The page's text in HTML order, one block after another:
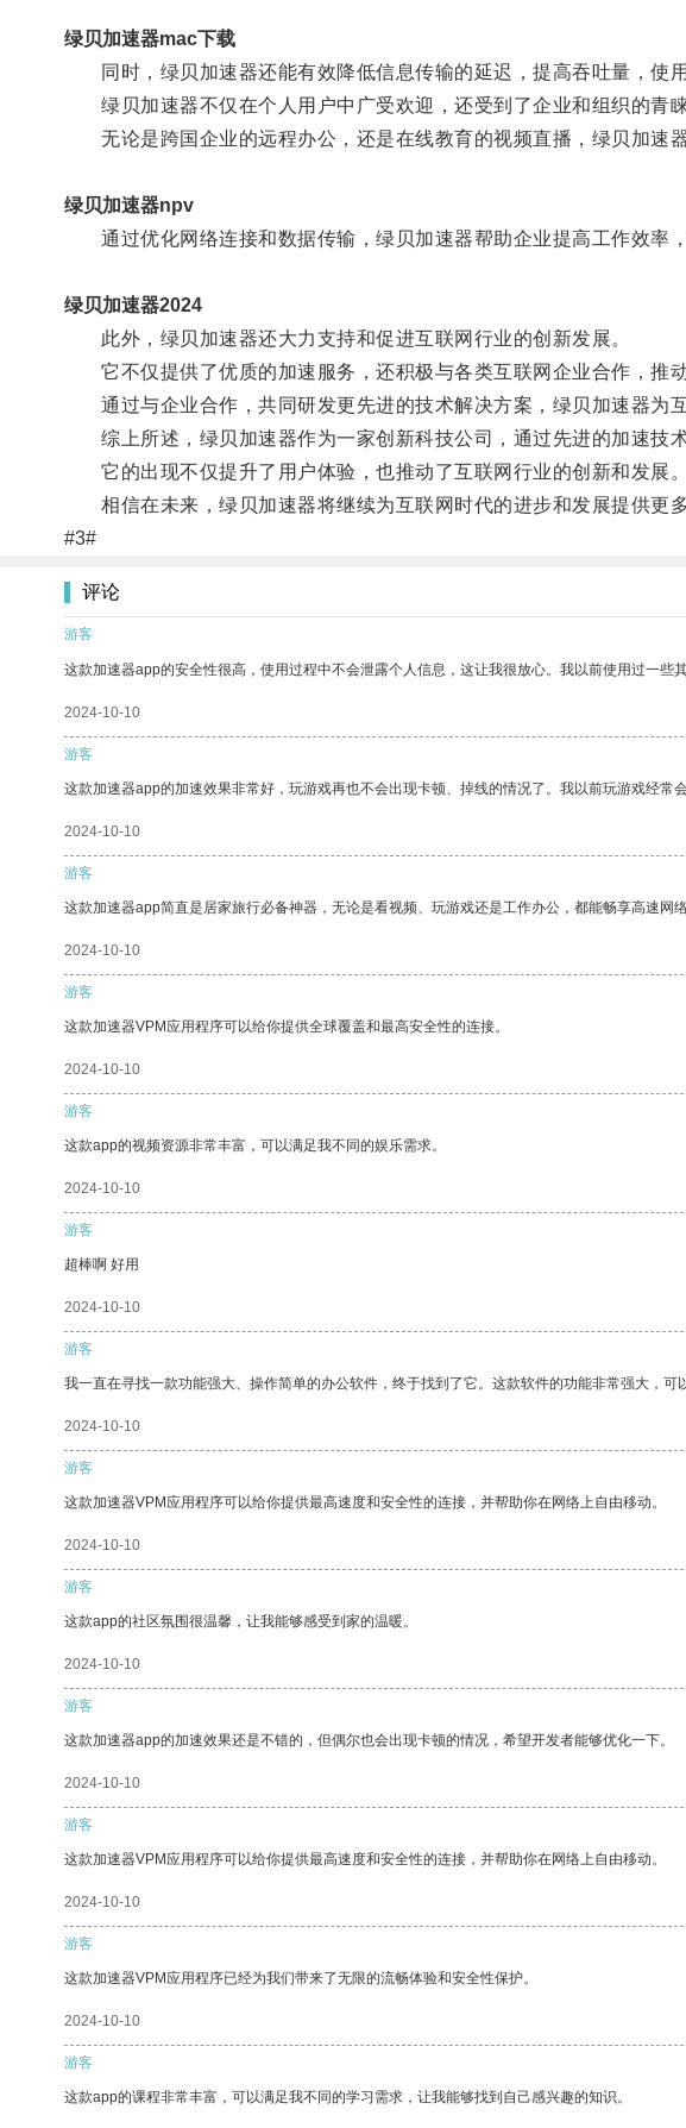
绿贝加速器mac下载
同时，绿贝加速器还能有效降低信息传输的延迟，提高吞吐量，使用
绿贝加速器不仅在个人用户中广受欢迎，还受到了企业和组织的青睐
无论是跨国企业的远程办公，还是在线教育的视频直播，绿贝加速器
绿贝加速器npv
通过优化网络连接和数据传输，绿贝加速器帮助企业提高工作效率，
绿贝加速器2024
此外，绿贝加速器还大力支持和促进互联网行业的创新发展。
它不仅提供了优质的加速服务，还积极与各类互联网企业合作，推动
通过与企业合作，共同研发更先进的技术解决方案，绿贝加速器为互
综上所述，绿贝加速器作为一家创新科技公司，通过先进的加速技术
它的出现不仅提升了用户体验，也推动了互联网行业的创新和发展。
相信在未来，绿贝加速器将继续为互联网时代的进步和发展提供更多
#3#
评论
游客
这款加速器app的安全性很高，使用过程中不会泄露个人信息，这让我很放心。我以前使用过一些
2024-10-10
游客
这款加速器app的加速效果非常好，玩游戏再也不会出现卡顿、掉线的情况了。我以前玩游戏经常
2024-10-10
游客
这款加速器app简直是居家旅行必备神器，无论是看视频、玩游戏还是工作办公，都能畅享高速
2024-10-10
游客
这款加速器VPM应用程序可以给你提供全球覆盖和最高安全性的连接。
2024-10-10
游客
这款app的视频资源非常丰富，可以满足我不同的娱乐需求。
2024-10-10
游客
超棒啊 好用
2024-10-10
游客
我一直在寻找一款功能强大、操作简单的办公软件，终于找到了它。这款软件的功能非常强大，
2024-10-10
游客
这款加速器VPM应用程序可以给你提供最高速度和安全性的连接，并帮助你在网络上自由移动。
2024-10-10
游客
这款app的社区氛围很温馨，让我能够感受到家的温暖。
2024-10-10
游客
这款加速器app的加速效果还是不错的，但偶尔也会出现卡顿的情况，希望开发者能够优化一下。
2024-10-10
游客
这款加速器VPM应用程序可以给你提供最高速度和安全性的连接，并帮助你在网络上自由移动。
2024-10-10
游客
这款加速器VPM应用程序已经为我们带来了无限的流畅体验和安全性保护。
2024-10-10
游客
这款app的课程非常丰富，可以满足我不同的学习需求，让我能够找到自己感兴趣的知识。